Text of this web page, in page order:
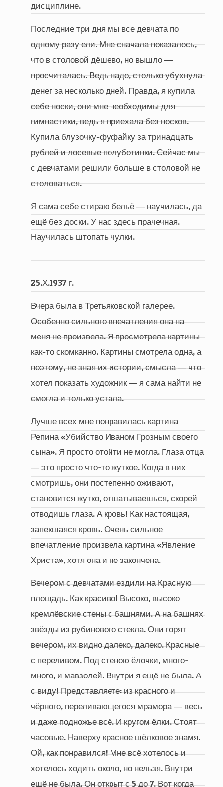
дисциплине.
Последние три дня мы все девчата по
одному разу ели. Мне сначала показалось,
что в столовой дёшево, но вышло ―
просчиталась. Ведь надо, столько убухнула
денег за несколько дней. Правда, я купила
себе носки, они мне необходимы для
гимнастики, ведь я приехала без носков.
Купила блузочку-фуфайку за тринадцать
рублей и лосевые полуботинки. Сейчас мы
с девчатами решили больше в столовой не
столоваться.
Я сама себе стираю бельё ― научилась, да
ещё без доски. У нас здесь прачечная.
Научилась штопать чулки.
25.Х.1937 г.
Вчера была в Третьяковской галерее.
Особенно сильного впечатления она на
меня не произвела. Я просмотрела картины
как-то скомканно. Картины смотрела одна, а
поэтому, не зная их истории, смысла ― что
хотел показать художник ― я сама найти не
смогла и только устала.
Лучше всех мне понравилась картина
Репина «Убийство Иваном Грозным своего
сына». Я просто отойти не могла. Глаза отца
― это просто что-то жуткое. Когда в них
смотришь, они постепенно оживают,
становится жутко, отшатываешься, скорей
отводишь глаза. А кровь! Как настоящая,
запекшаяся кровь. Очень сильное
впечатление произвела картина «Явление
Христа», хотя она и не закончена.
Вечером с девчатами ездили на Красную
площадь. Как красиво! Высоко, высоко
кремлёвские стены с башнями. А на башнях
звёзды из рубинового стекла. Они горят
вечером, их видно далеко, далеко. Красные
с переливом. Под стеною ёлочки, много-
много, и мавзолей. Внутри я ещё не была. А
с виду! Представляете: из красного и
чёрного, переливающегося мрамора ― весь
и даже подножье всё. И кругом ёлки. Стоят
часовые. Наверху красное шёлковое знамя.
Ой, как понравился! Мне всё хотелось и
хотелось ходить около, но нельзя. Внутри
ещё не была. Он открыт с 5 до 7. Вот когда